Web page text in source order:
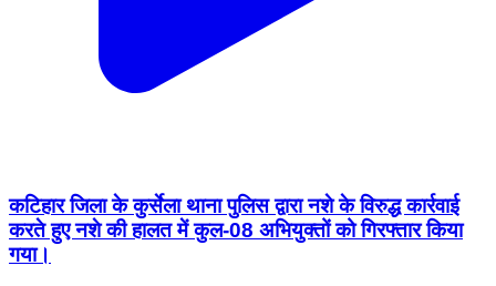
कटिहार जिला के कुर्सेला थाना पुलिस द्वारा नशे के विरुद्ध कार्रवाई
करते हुए नशे की हालत में कुल-08 अभियुक्तों को गिरफ्तार किया
गया।